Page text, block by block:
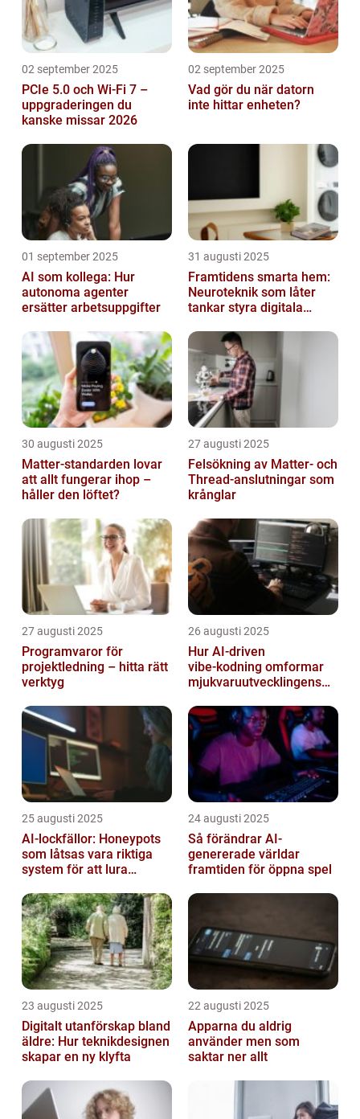
02 september 2025
PCIe 5.0 och Wi-Fi 7 –
uppgraderingen du
kanske missar 2026
02 september 2025
Vad gör du när datorn
inte hittar enheten?
01 september 2025
AI som kollega: Hur
autonoma agenter
ersätter arbetsuppgifter
31 augusti 2025
Framtidens smarta hem:
Neuroteknik som låter
tankar styra digitala
30 augusti 2025
Matter-standarden lovar
att allt fungerar ihop –
håller den löftet?
27 augusti 2025
Felsökning av Matter‑ och
Thread‑anslutningar som
krånglar
27 augusti 2025
Programvaror för
projektledning – hitta rätt
verktyg
26 augusti 2025
Hur AI‑driven
vibe‑kodning omformar
mjukvaruutvecklingens
25 augusti 2025
AI-lockfällor: Honeypots
som låtsas vara riktiga
system för att lura
24 augusti 2025
Så förändrar AI-
genererade världar
framtiden för öppna spel
23 augusti 2025
Digitalt utanförskap bland
äldre: Hur teknikdesignen
skapar en ny klyfta
22 augusti 2025
Apparna du aldrig
använder men som
saktar ner allt